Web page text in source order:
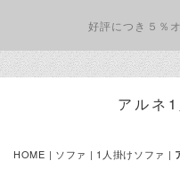
好評につき５％
アルネ
HOME | ソファ | 1人掛けソファ |